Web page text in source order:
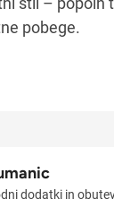
pobege.
dodatki in